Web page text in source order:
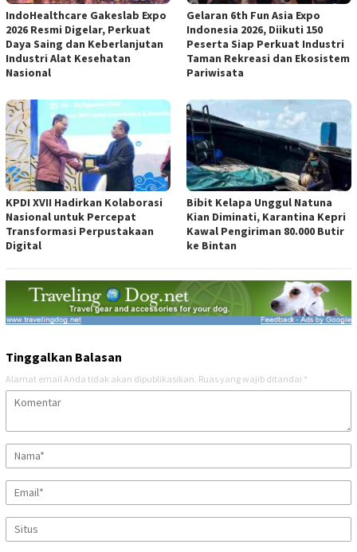
IndoHealthcare Gakeslab Expo
2026 Resmi Digelar, Perkuat
Daya Saing dan Keberlanjutan
Industri Alat Kesehatan
Nasional
Gelaran 6th Fun Asia Expo
Indonesia 2026, Diikuti 150
Peserta Siap Perkuat Industri
Taman Rekreasi dan Ekosistem
Pariwisata
KPDI XVII Hadirkan Kolaborasi
Nasional untuk Percepat
Transformasi Perpustakaan
Digital
Bibit Kelapa Unggul Natuna
Kian Diminati, Karantina Kepri
Kawal Pengiriman 80.000 Butir
ke Bintan
Tinggalkan Balasan
Alamat email Anda tidak akan dipublikasikan. Ruas yang wajib ditandai *